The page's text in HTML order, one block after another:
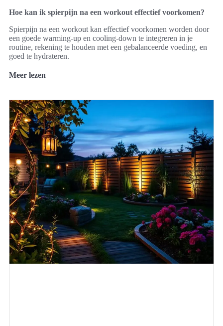
Hoe kan ik spierpijn na een workout effectief voorkomen?
Spierpijn na een workout kan effectief voorkomen worden door
een goede warming-up en cooling-down te integreren in je
routine, rekening te houden met een gebalanceerde voeding, en
goed te hydrateren.
Meer lezen